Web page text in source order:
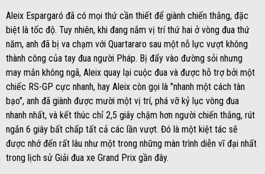
Aleix Espargaró đã có mọi thứ cần thiết để giành chiến thắng, đặc
biệt là tốc độ. Tuy nhiên, khi đang nắm vị trí thứ hai ở vòng đua thứ
năm, anh đã bị va chạm với Quartararo sau một nỗ lực vượt không
thành công của tay đua người Pháp. Bị đẩy vào đường sỏi nhưng
may mắn không ngã, Aleix quay lại cuộc đua và được hỗ trợ bởi một
chiếc RS-GP cực nhanh, hay Aleix còn gọi là "nhanh một cách tàn
bạo", anh đã giành được mười một vị trí, phá vỡ kỷ lục vòng đua
nhanh nhất, và kết thúc chỉ 2,5 giây chậm hơn người chiến thắng, rút
ngắn 6 giây bất chấp tất cả các lần vượt. Đó là một kiệt tác sẽ
được nhớ đến rất lâu như một trong những màn trình diễn vĩ đại nhất
trong lịch sử Giải đua xe Grand Prix gần đây.